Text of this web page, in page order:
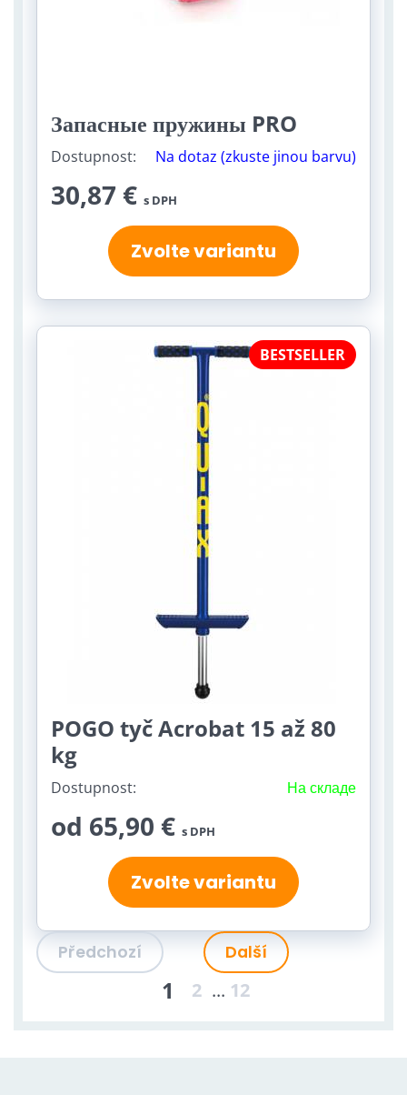
Запасные пружины PRO
Dostupnost: Na dotaz (zkuste jinou barvu)
30,87 € s DPH
Zvolte variantu
BESTSELLER
POGO tyč Acrobat 15 až 80
kg
Dostupnost: На складе
od 65,90 € s DPH
Zvolte variantu
Předchozí
1 2 ... 12
Další